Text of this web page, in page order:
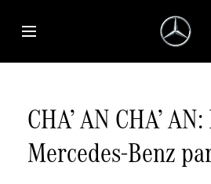
Saltar al contenido principal
Abrir menú de accesibilidad
CHA’ AN CHA’
Mercedes-Benz